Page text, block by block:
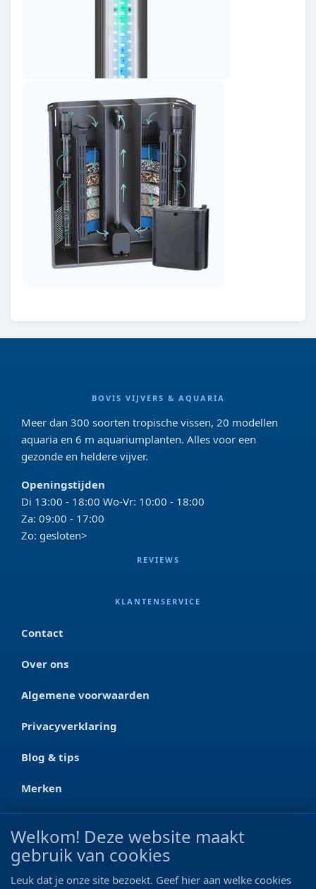
BOVIS VIJVERS & AQUARIA
Meer dan 300 soorten tropische vissen, 20 modellen
aquaria en 6 m aquariumplanten. Alles voor een
gezonde en heldere vijver.
Openingstijden
Di 13:00 - 18:00 Wo-Vr: 10:00 - 18:00
Za: 09:00 - 17:00
Zo: gesloten>
REVIEWS
KLANTENSERVICE
Contact
Over ons
Algemene voorwaarden
Privacyverklaring
Blog & tips
Merken
CONTACT
Ootmarsumseweg 125a
Welkom! Deze website maakt
gebruik van cookies
Leuk dat je onze site bezoekt. Geef hier aan welke cookies